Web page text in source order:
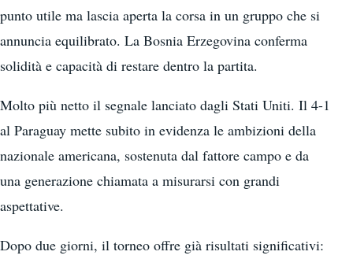
punto utile ma lascia aperta la corsa in un gruppo che si
annuncia equilibrato. La Bosnia Erzegovina conferma
solidità e capacità di restare dentro la partita.
Molto più netto il segnale lanciato dagli Stati Uniti. Il 4-1
al Paraguay mette subito in evidenza le ambizioni della
nazionale americana, sostenuta dal fattore campo e da
una generazione chiamata a misurarsi con grandi
aspettative.
Dopo due giorni, il torneo offre già risultati significativi: